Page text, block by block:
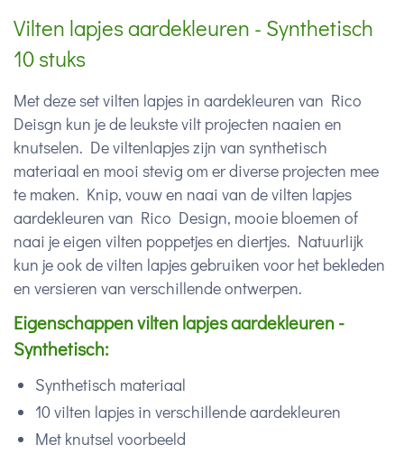
Vilten lapjes aardekleuren - Synthetisch
10 stuks
Met deze set vilten lapjes in aardekleuren van Rico
Deisgn kun je de leukste vilt projecten naaien en
knutselen. De viltenlapjes zijn van synthetisch
materiaal en mooi stevig om er diverse projecten mee
te maken. Knip, vouw en naai van de vilten lapjes
aardekleuren van Rico Design, mooie bloemen of
naai je eigen vilten poppetjes en diertjes. Natuurlijk
kun je ook de vilten lapjes gebruiken voor het bekleden
en versieren van verschillende ontwerpen.
Eigenschappen vilten lapjes aardekleuren -
Synthetisch:
Synthetisch materiaal
10 vilten lapjes in verschillende aardekleuren
Met knutsel voorbeeld